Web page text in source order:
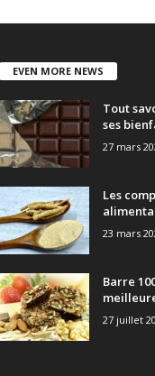
EVEN MORE NEWS
Tout
ses
27 mars
Les
23 mars
Barre
27 juillet